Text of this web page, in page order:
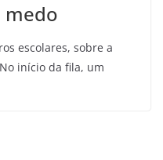
medo
escolares, sobre a
início da fila, um